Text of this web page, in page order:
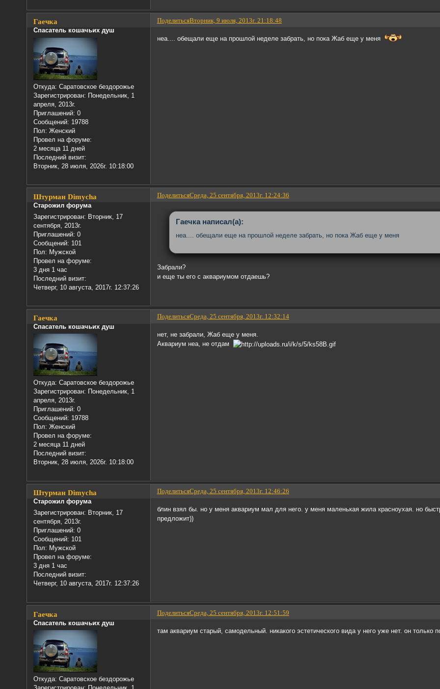
ПоделитьсяВторник, 9 июля, 2013г. 21:18:48
Гаечка
Спасатель кошачьих душ
Откуда: Саратовское бездорожье
Зарегистрирован: Понедельник, 1
апреля, 2013г.
Приглашений: 0
Сообщений: 19788
Пол: Женский
Провел на форуме:
2 месяца 11 дней
Последний визит:
Вторник, 28 июля, 2026г. 10:18:00
неа.... обещали еще на прошлой неделе забрать, но пока Жаб еще у меня
ПоделитьсяСреда, 25 сентября, 2013г. 12:24:36
Штурман Dimychа
Старожил форума
Зарегистрирован: Вторник, 17
сентября, 2013г.
Приглашений: 0
Сообщений: 101
Пол: Мужской
Провел на форуме:
3 дня 1 час
Последний визит:
Четверг, 10 августа, 2017г. 12:37:26
Гаечка написал(а):
неа.... обещали еще на прошлой неделе забрать, но пока Жаб еще у меня
Забрали?
и еще ты его с аквариумом отдаешь?
ПоделитьсяСреда, 25 сентября, 2013г. 12:32:14
Гаечка
Спасатель кошачьих душ
Откуда: Саратовское бездорожье
Зарегистрирован: Понедельник, 1
апреля, 2013г.
Приглашений: 0
Сообщений: 19788
Пол: Женский
Провел на форуме:
2 месяца 11 дней
Последний визит:
Вторник, 28 июля, 2026г. 10:18:00
нет, не забрали, Жаб еще у меня.
Аквариум неа, не отдам
ПоделитьсяСреда, 25 сентября, 2013г. 12:46:26
Штурман Dimychа
Старожил форума
Зарегистрирован: Вторник, 17
сентября, 2013г.
Приглашений: 0
Сообщений: 101
Пол: Мужской
Провел на форуме:
3 дня 1 час
Последний визит:
Четверг, 10 августа, 2017г. 12:37:26
блин взял бы. но у меня аквариум мал для него. у меня маленькая жила красноухая. но
предложит))
ПоделитьсяСреда, 25 сентября, 2013г. 12:51:59
Гаечка
Спасатель кошачьих душ
Откуда: Саратовское бездорожье
там аквариум старый, самодельный. никакого эстетического вида у него уже нет. он только